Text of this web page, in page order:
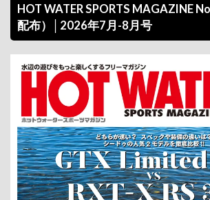
HOT WATER SPORTS MAGAZINE
配布）│2026年7月-8月号